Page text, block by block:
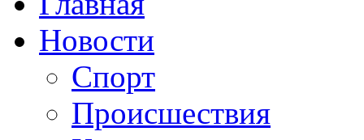
Новости
Спорт
Происшествия